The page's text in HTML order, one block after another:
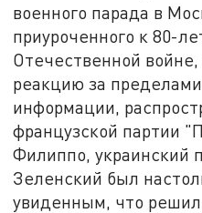
военного парада в
приуроченного к 80-
Отечественной
реакцию за
информации,
французской партии
Филиппо, украинский
Зеленский был
увиденным, что решил